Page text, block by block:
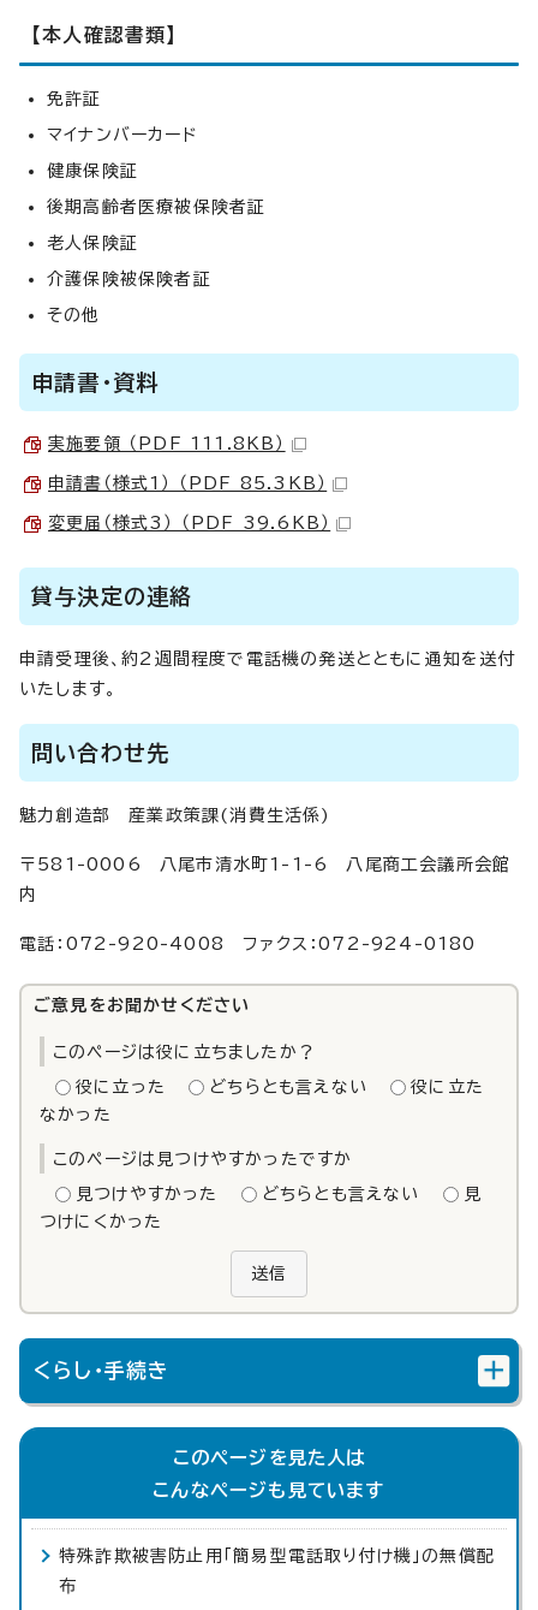
【本人確認書類】
免許証
マイナンバーカード
健康保険証
後期高齢者医療被保険者証
老人保険証
介護保険被保険者証
その他
申請書・資料
実施要領 （PDF 111.8KB）
申請書（様式1） （PDF 85.3KB）
変更届（様式3） （PDF 39.6KB）
貸与決定の連絡
申請受理後、約2週間程度で電話機の発送とともに通知を送付
いたします。
問い合わせ先
魅力創造部 産業政策課(消費生活係)
〒581-0006 八尾市清水町1-1-6 八尾商工会議所会館
内
電話：072-920-4008 ファクス：072-924-0180
ご意見をお聞かせください
このページは役に立ちましたか？
役に立った どちらとも言えない
役に立た
なかった
このページは見つけやすかったですか
見つけやすかった どちらとも言えない
見
つけにくかった
送信
くらし・手続き
このページを見た人は
こんなページも見ています
特殊詐欺被害防止用「簡易型電話取り付け機」の無償配
布